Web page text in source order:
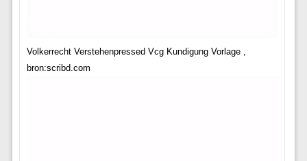
Volkerrecht Verstehenpressed Vcg Kundigung Vorlage ,
bron:scribd.com